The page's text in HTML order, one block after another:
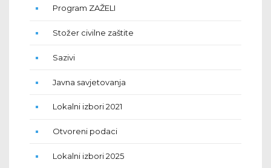
Program ZAŽELI
Stožer civilne zaštite
Sazivi
Javna savjetovanja
Lokalni izbori 2021
Otvoreni podaci
Lokalni izbori 2025